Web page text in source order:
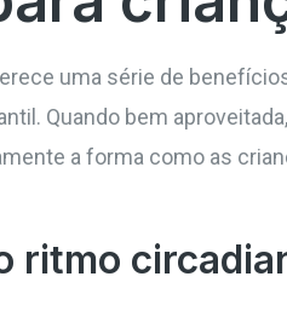
uma série de
Quando bem
a forma como as
ritmo